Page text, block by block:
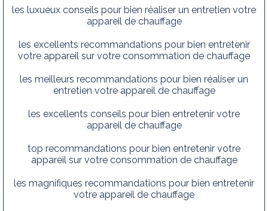
les luxueux conseils pour bien réaliser un entretien votre
appareil de chauffage
les excellents recommandations pour bien entretenir
votre appareil sur votre consommation de chauffage
les meilleurs recommandations pour bien réaliser un
entretien votre appareil de chauffage
les excellents conseils pour bien entretenir votre
appareil de chauffage
top recommandations pour bien entretenir votre
appareil sur votre consommation de chauffage
les magnifiques recommandations pour bien entretenir
votre appareil de chauffage